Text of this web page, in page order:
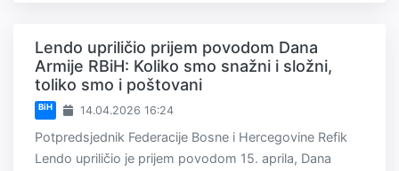
Lendo upriličio prijem povodom Dana
Armije RBiH: Koliko smo snažni i složni,
toliko smo i poštovani
BiH 14.04.2026 16:24
Potpredsjednik Federacije Bosne i Hercegovine Refik
Lendo upriličio je prijem povodom 15. aprila, Dana